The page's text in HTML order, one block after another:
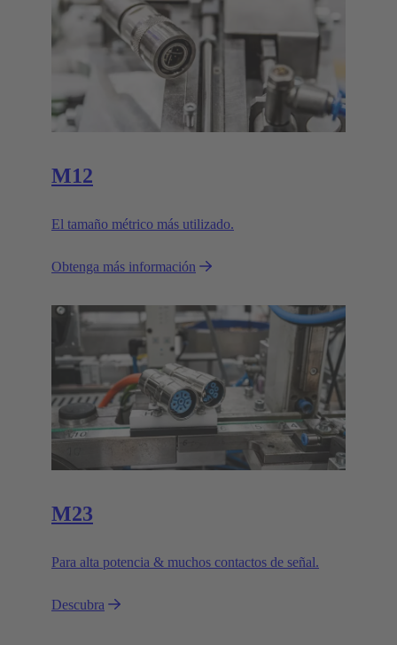
M12
El tamaño métrico más utilizado.
Obtenga más información
M23
Para alta potencia & muchos contactos de señal.
Descubra